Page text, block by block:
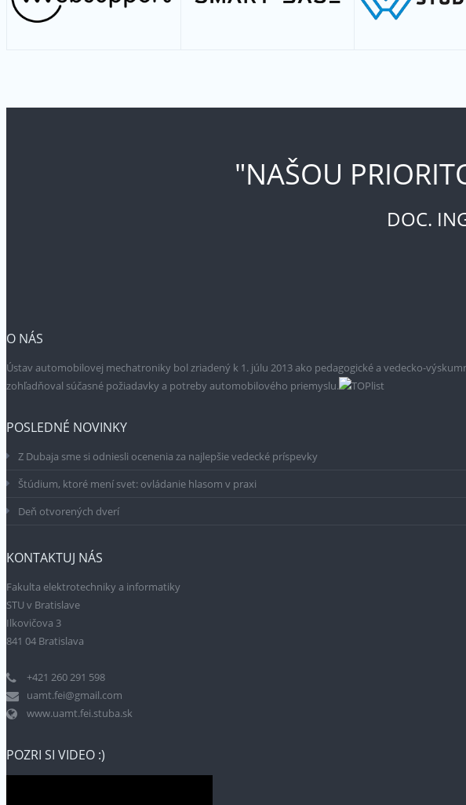
"NAŠOU
DOC.
O NÁS
Ústav automobilovej mechatroniky bol zriadený k 1. júlu 2013 ako pedagogické a vedecko-
zohľadňoval súčasné požiadavky a potreby automobilového priemyslu.
POSLEDNÉ NOVINKY
Z Dubaja sme si odniesli ocenenia za najlepšie vedecké príspevky
Štúdium, ktoré mení svet: ovládanie hlasom v praxi
Deň otvorených dverí
KONTAKTUJ NÁS
Fakulta elektrotechniky a informatiky
STU v Bratislave
Ilkovičova 3
841 04 Bratislava
+421 260 291 598
uamt.fei@gmail.com
www.uamt.fei.stuba.sk
POZRI SI VIDEO :)